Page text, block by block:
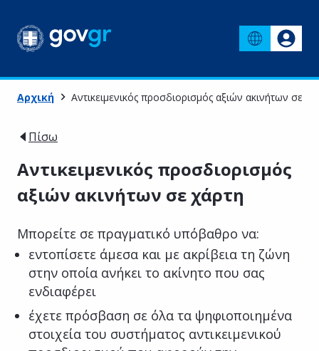
Αρχική Αντικειμενικός προσδιορισμός αξιών ακινήτων σε
Πίσω
Αντικειμενικός προσδιορισμός
αξιών ακινήτων σε χάρτη
Μπορείτε σε πραγματικό υπόβαθρο να:
εντοπίσετε άμεσα και με ακρίβεια τη ζώνη
στην οποία ανήκει το ακίνητο που σας
ενδιαφέρει
έχετε πρόσβαση σε όλα τα ψηφιοποιημένα
στοιχεία του συστήματος αντικειμενικού